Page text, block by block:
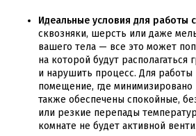
Идеальные условия для работы
сквозняки, шерсть или даже
вашего тела — все это может
на которой будут располагаться
и нарушить процесс. Для работы
помещение, где минимизировано
также обеспечены спокойные,
или резкие перепады
комнате не будет активной